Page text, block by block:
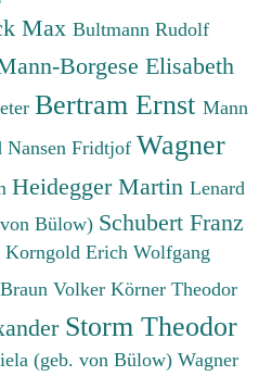
Max Bultmann Rudolf
Borgese Elisabeth
Bertram Ernst Mann
Nansen Fridtjof Wagner
Heidegger Martin Lenard
Bülow) Schubert Franz
Korngold Erich Wolfgang
Braun Volker Körner Theodor
Storm Theodor
(geb. von Bülow) Wagner